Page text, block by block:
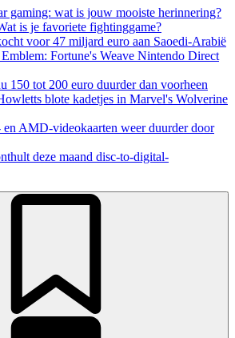
gaming: wat is jouw mooiste herinnering?
is je favoriete fightinggame?
voor 47 miljard euro aan Saoedi-Arabië
Fortune's Weave Nintendo Direct
150 tot 200 euro duurder dan voorheen
blote kadetjes in Marvel's Wolverine
AMD-videokaarten weer duurder door
deze maand disc-to-digital-